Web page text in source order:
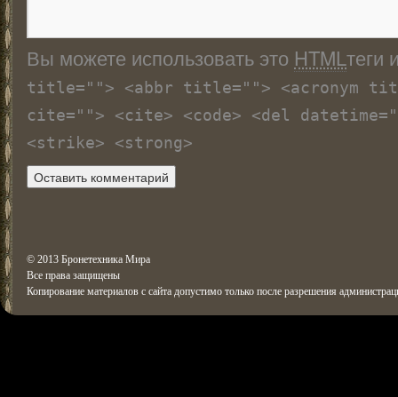
Вы можете использовать это HTMLтеги
title=""> <abbr title=""> <acronym
cite=""> <cite> <code> <del
<strike> <strong>
© 2013 Бронетехника Мира
Все права защищены
Копирование материалов с сайта допустимо только после разрешения